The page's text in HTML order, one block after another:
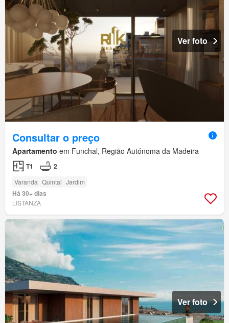
Ver foto
Consultar o preço
Apartamento em Funchal, Região Autónoma da Madeira
T1 2
Varanda Quintal Jardim
Há 30+ dias
LISTANZA
Ver foto